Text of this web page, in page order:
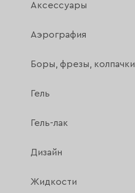
Аксессуары
Аэрография
Боры, фрезы, колпачки
Гель
Гель-лак
Дизайн
Жидкости